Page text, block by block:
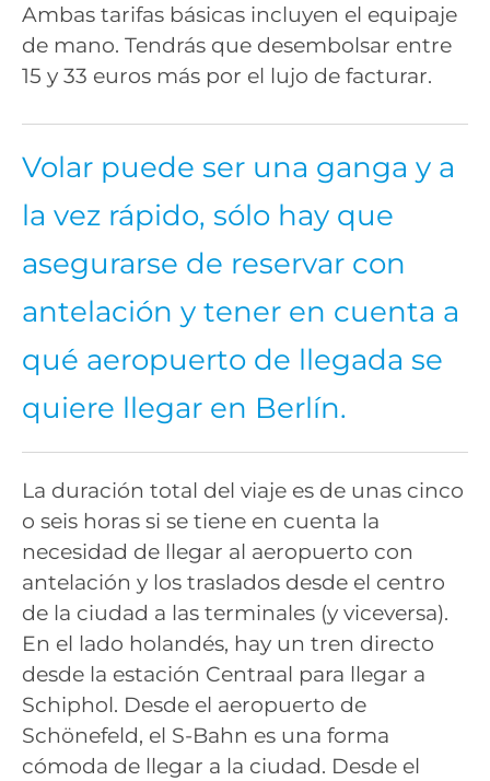
Ambas tarifas básicas incluyen el equipaje
de mano. Tendrás que desembolsar entre
15 y 33 euros más por el lujo de facturar.
Volar puede ser una ganga y a
la vez rápido, sólo hay que
asegurarse de reservar con
antelación y tener en cuenta a
qué aeropuerto de llegada se
quiere llegar en Berlín.
La duración total del viaje es de unas cinco
o seis horas si se tiene en cuenta la
necesidad de llegar al aeropuerto con
antelación y los traslados desde el centro
de la ciudad a las terminales (y viceversa).
En el lado holandés, hay un tren directo
desde la estación Centraal para llegar a
Schiphol. Desde el aeropuerto de
Schönefeld, el S-Bahn es una forma
cómoda de llegar a la ciudad. Desde el